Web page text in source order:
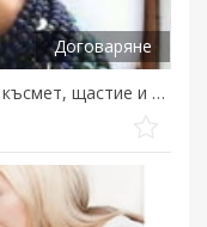
Целогодишен Хороскоп.Амулети за късмет, щастие и Любов,...
Договаряне